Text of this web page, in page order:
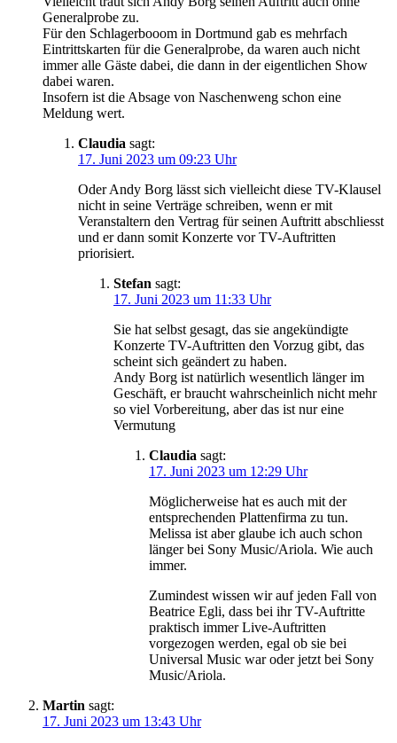
Generalprobe zu.
Für den Schlagerbooom in Dortmund gab es mehrfach
Eintrittskarten für die Generalprobe, da waren auch nicht
immer alle Gäste dabei, die dann in der eigentlichen Show
dabei waren.
Insofern ist die Absage von Naschenweng schon eine
Meldung wert.
Claudia sagt:
17. Juni 2023 um 09:23 Uhr
Oder Andy Borg lässt sich vielleicht diese TV-Klausel
nicht in seine Verträge schreiben, wenn er mit
Veranstaltern den Vertrag für seinen Auftritt abschliesst
und er dann somit Konzerte vor TV-Auftritten
priorisiert.
Stefan sagt:
17. Juni 2023 um 11:33 Uhr
Sie hat selbst gesagt, das sie angekündigte
Konzerte TV-Auftritten den Vorzug gibt, das
scheint sich geändert zu haben.
Andy Borg ist natürlich wesentlich länger im
Geschäft, er braucht wahrscheinlich nicht mehr
so viel Vorbereitung, aber das ist nur eine
Vermutung
Claudia sagt:
17. Juni 2023 um 12:29 Uhr
Möglicherweise hat es auch mit der
entsprechenden Plattenfirma zu tun.
Melissa ist aber glaube ich auch schon
länger bei Sony Music/Ariola. Wie auch
immer.
Zumindest wissen wir auf jeden Fall von
Beatrice Egli, dass bei ihr TV-Auftritte
praktisch immer Live-Auftritten
vorgezogen werden, egal ob sie bei
Universal Music war oder jetzt bei Sony
Music/Ariola.
Martin sagt:
17. Juni 2023 um 13:43 Uhr